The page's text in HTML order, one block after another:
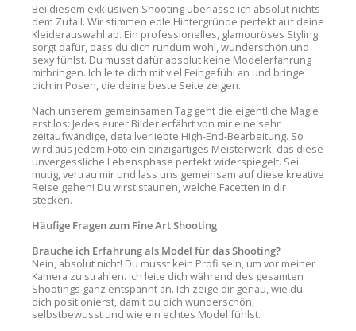
Bei diesem exklusiven Shooting überlasse ich absolut nichts
dem Zufall. Wir stimmen edle Hintergründe perfekt auf deine
Kleiderauswahl ab. Ein professionelles, glamouröses Styling
sorgt dafür, dass du dich rundum wohl, wunderschön und
sexy fühlst. Du musst dafür absolut keine Modelerfahrung
mitbringen. Ich leite dich mit viel Feingefühl an und bringe
dich in Posen, die deine beste Seite zeigen.
Nach unserem gemeinsamen Tag geht die eigentliche Magie
erst los: Jedes eurer Bilder erfährt von mir eine sehr
zeitaufwändige, detailverliebte High-End-Bearbeitung. So
wird aus jedem Foto ein einzigartiges Meisterwerk, das diese
unvergessliche Lebensphase perfekt widerspiegelt. Sei
mutig, vertrau mir und lass uns gemeinsam auf diese kreative
Reise gehen! Du wirst staunen, welche Facetten in dir
stecken.
Häufige Fragen zum Fine Art Shooting
Brauche ich Erfahrung als Model für das Shooting?
Nein, absolut nicht! Du musst kein Profi sein, um vor meiner
Kamera zu strahlen. Ich leite dich während des gesamten
Shootings ganz entspannt an. Ich zeige dir genau, wie du
dich positionierst, damit du dich wunderschön,
selbstbewusst und wie ein echtes Model fühlst.